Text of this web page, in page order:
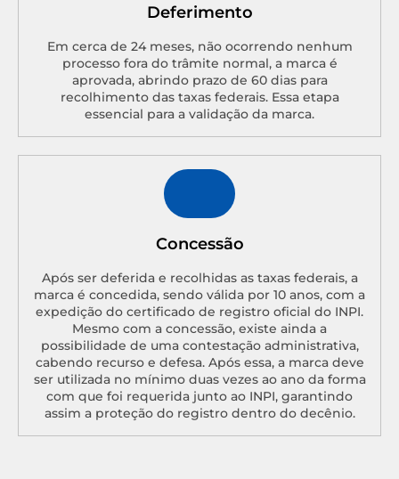
Deferimento
Em cerca de 24 meses, não ocorrendo nenhum
processo fora do trâmite normal, a marca é
aprovada, abrindo prazo de 60 dias para
recolhimento das taxas federais. Essa etapa
essencial para a validação da marca.
Concessão
Após ser deferida e recolhidas as taxas federais, a
marca é concedida, sendo válida por 10 anos, com a
expedição do certificado de registro oficial do INPI.
Mesmo com a concessão, existe ainda a
possibilidade de uma contestação administrativa,
cabendo recurso e defesa. Após essa, a marca deve
ser utilizada no mínimo duas vezes ao ano da forma
com que foi requerida junto ao INPI, garantindo
assim a proteção do registro dentro do decênio.